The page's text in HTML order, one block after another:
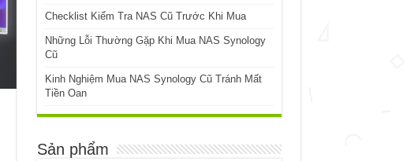
Checklist Kiểm Tra NAS Cũ Trước Khi Mua
Những Lỗi Thường Gặp Khi Mua NAS Synology
Cũ
Kinh Nghiệm Mua NAS Synology Cũ Tránh Mất
Tiền Oan
Sản phẩm